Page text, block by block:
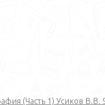
(Часть 1) Усиков В.В.